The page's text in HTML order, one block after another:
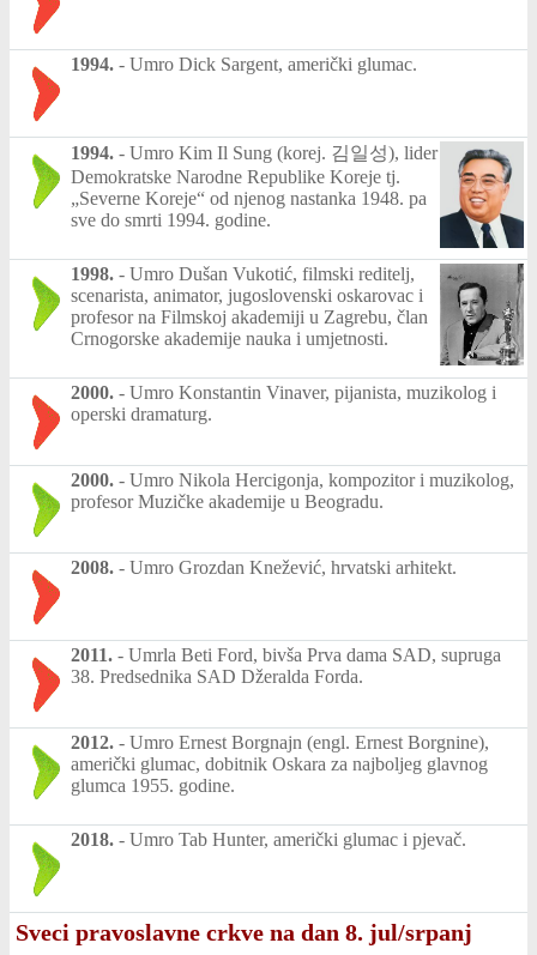
1994. - Umro Dick Sargent, američki glumac.
1994. - Umro Kim Il Sung (korej. 김일성), lider
Demokratske Narodne Republike Koreje tj.
„Severne Koreje“ od njenog nastanka 1948. pa
sve do smrti 1994. godine.
1998. - Umro Dušan Vukotić, filmski reditelj,
scenarista, animator, jugoslovenski oskarovac i
profesor na Filmskoj akademiji u Zagrebu, član
Crnogorske akademije nauka i umjetnosti.
2000. - Umro Konstantin Vinaver, pijanista, muzikolog i
operski dramaturg.
2000. - Umro Nikola Hercigonja, kompozitor i muzikolog,
profesor Muzičke akademije u Beogradu.
2008. - Umro Grozdan Knežević, hrvatski arhitekt.
2011. - Umrla Beti Ford, bivša Prva dama SAD, supruga
38. Predsednika SAD Džeralda Forda.
2012. - Umro Ernest Borgnajn (engl. Ernest Borgnine),
američki glumac, dobitnik Oskara za najboljeg glavnog
glumca 1955. godine.
2018. - Umro Tab Hunter, američki glumac i pjevač.
Sveci pravoslavne crkve na dan 8. jul/srpanj